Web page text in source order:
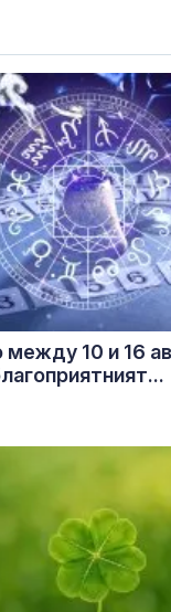
10 и 16